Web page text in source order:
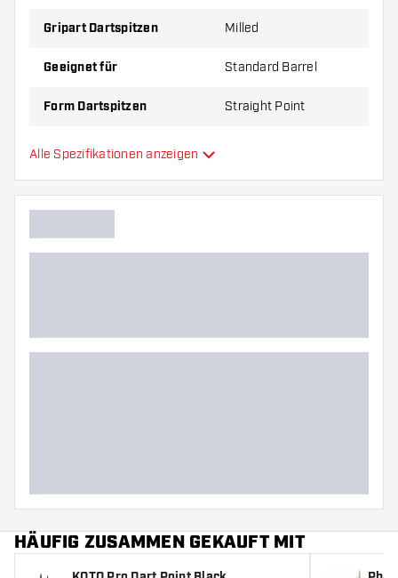
Gripart Dartspitzen Milled
Geeignet für Standard Barrel
Form Dartspitzen Straight Point
Gripzone Dartspitzen
Hauptfarbe
Alle Spezifikationen anzeigen
HÄUFIG ZUSAMMEN GEKAUFT MIT